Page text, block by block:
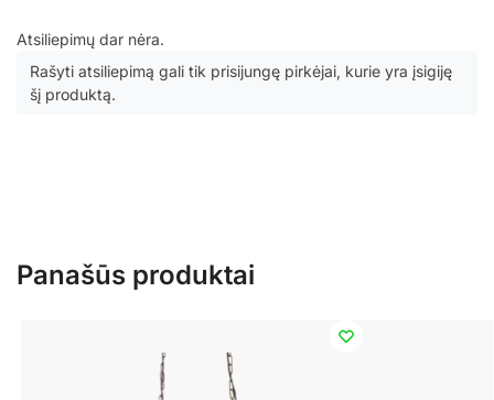
Atsiliepimų dar nėra.
Rašyti atsiliepimą gali tik prisijungę pirkėjai, kurie yra įsigiję
šį produktą.
Panašūs produktai